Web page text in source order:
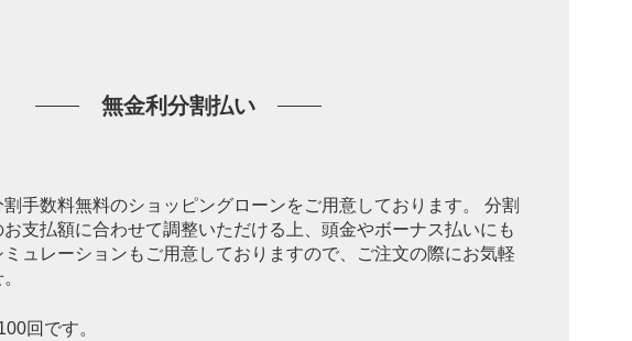
無金利分割払い
手数料無料のショッピングローンをご用意しております。 分割
支払額に合わせて調整いただける上、頭金やボーナス払いにも
ュレーションもご用意しておりますので、ご注文の際にお気軽
回です。